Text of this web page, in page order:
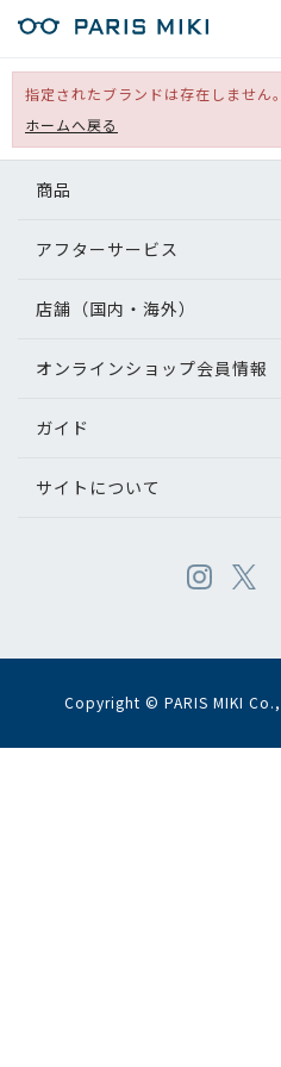
指定されたブランドは存在しません。
ホームへ戻る
商品
アフターサービス
店舗（国内・海外）
オンラインショップ会員情報
ガイド
サイトについて
Copyright © PARIS MIKI